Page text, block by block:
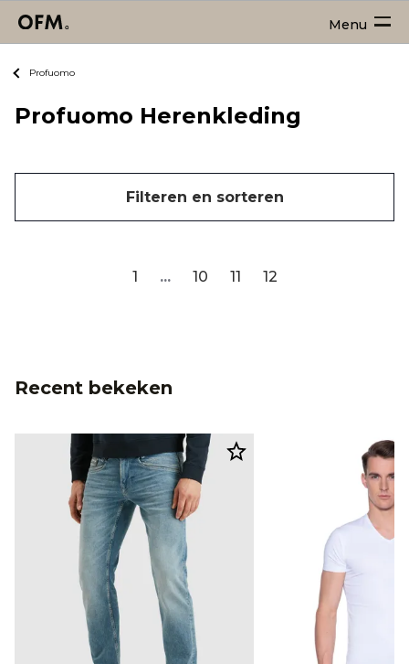
Menu
Profuomo
Profuomo Herenkleding
Filteren en sorteren
1 ... 10 11 12
Recent bekeken